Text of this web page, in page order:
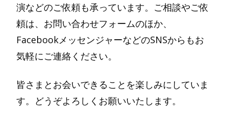
演などのご依頼も承っています。ご相談やご依
頼は、お問い合わせフォームのほか、
FacebookメッセンジャーなどのSNSからもお
気軽にご連絡ください。
皆さまとお会いできることを楽しみにしていま
す。どうぞよろしくお願いいたします。